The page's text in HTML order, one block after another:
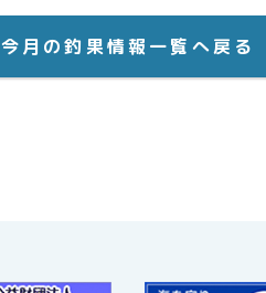
今月の釣果情報一覧へ戻る